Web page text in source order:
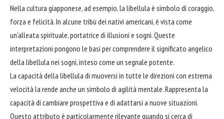
Nella cultura giapponese, ad esempio, la libellula è simbolo di coraggio,
forza e felicità. In alcune tribù dei nativi americani, è vista come
un'alleata spirituale, portatrice di illusioni e sogni. Queste
interpretazioni pongono le basi per comprendere il significato angelico
della libellula nei sogni, inteso come un segnale potente.
La capacità della libellula di muoversi in tutte le direzioni con estrema
velocità la rende anche un simbolo di agilità mentale. Rappresenta la
capacità di cambiare prospettiva e di adattarsi a nuove situazioni.
Questo attributo è particolarmente rilevante quando si cerca di